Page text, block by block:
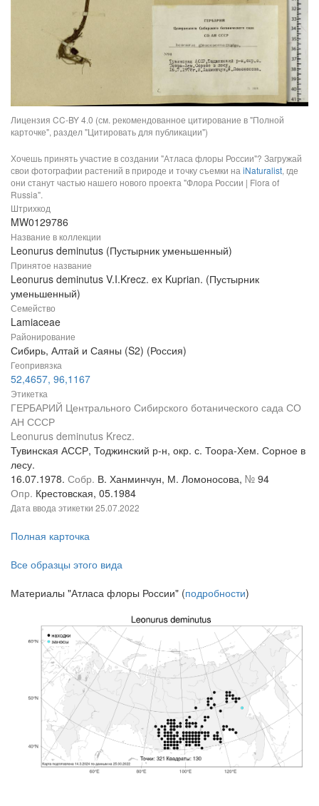
Лицензия CC-BY 4.0 (см. рекомендованное цитирование в "Полной
карточке", раздел "Цитировать для публикации")
Хочешь принять участие в создании "Атласа флоры России"? Загружай
свои фотографии растений в природе и точку съемки на iNaturalist, где
они станут частью нашего нового проекта "Флора России | Flora of
Russia".
Штрихкод
MW0129786
Название в коллекции
Leonurus deminutus (Пустырник уменьшенный)
Принятое название
Leonurus deminutus V.I.Krecz. ex Kuprian. (Пустырник
уменьшенный)
Семейство
Lamiaceae
Районирование
Сибирь, Алтай и Саяны (S2) (Россия)
Геопривязка
52,4657, 96,1167
Этикетка
ГЕРБАРИЙ Центрального Сибирского ботанического сада СО
АН СССР
Leonurus deminutus Krecz.
Тувинская АССР, Тоджинский р-н, окр. с. Тоора-Хем. Сорное в
лесу.
16.07.1978. Собр. В. Ханминчун, М. Ломоносова, № 94
Опр. Крестовская, 05.1984
Дата ввода этикетки 25.07.2022
Полная карточка
Все образцы этого вида
Материалы "Атласа флоры России" (подробности)